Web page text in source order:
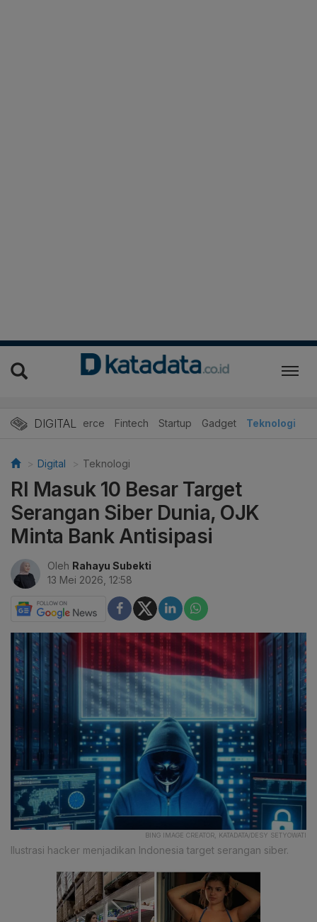
DIGITAL
E-Commerce Fintech Startup Gadget Teknologi
Digital Teknologi
RI Masuk 10 Besar Target
Serangan Siber Dunia, OJK
Minta Bank Antisipasi
Oleh Rahayu Subekti
13 Mei 2026, 12:58
BING IMAGE CREATOR, KATADATA/DESY SETYOWATI
Ilustrasi hacker menjadikan Indonesia target serangan siber.